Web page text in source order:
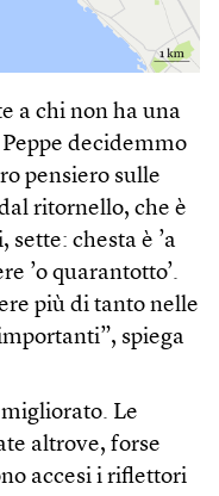
a chi non ha una
decidemmo
pensiero sulle
ritornello, che è
sette: chesta è ’a
’o quarantotto’.
più di tanto nelle
spiega
Le
altrove, forse
accesi i riflettori